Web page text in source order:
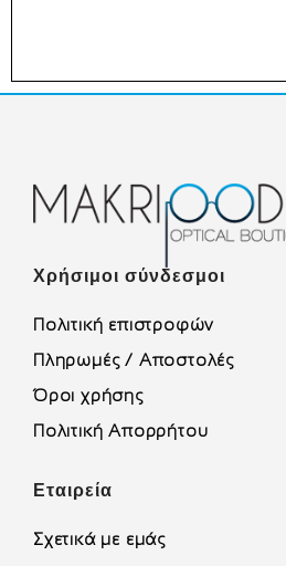
Χρήσιμοι σύνδεσμοι
Πολιτική επιστροφών
Πληρωμές / Αποστολές
Όροι χρήσης
Πολιτική Απορρήτου
Εταιρεία
Σχετικά με εμάς